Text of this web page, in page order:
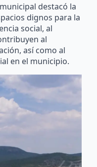
destacó la
dignos para la
social, al
al
así como al
en el municipio.